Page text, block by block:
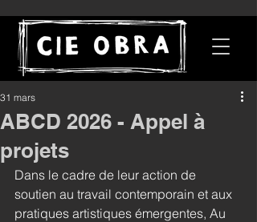
ABCD 2026 - Appel à
projets
31 mars
Dans le cadre de leur action de
soutien au travail contemporain et aux
pratiques artistiques émergentes, Au